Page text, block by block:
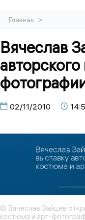
Главная >
Вячеслав
02/11/2010
© Вячеслав Зайцев
костюма и арт-